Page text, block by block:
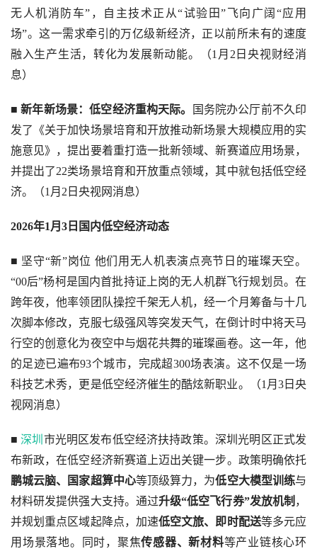
无人机消防车”，自主技术正从“试验田”飞向广阔“应用
场”。这一需求牵引的万亿级新经济，正以前所未有的速度
融入生产生活，转化为发展新动能。（1月2日央视财经消
息）
■ 新年新场景：低空经济重构天际。
国务院办公厅前不久印
发了《关于加快场景培育和开放推动新场景大规模应用的实
施意见》，提出要着重打造一批新领域、新赛道应用场景，
并提出了22类场景培育和开放重点领域，其中就包括低空经
济。（1月2日央视网消息）
2026年1月3日国内低空经济动态
■ 坚守“新”岗位 他们用无人机表演点亮节日的璀璨天空。
“00后”杨柯是国内首批持证上岗的无人机群飞行规划员。在
跨年夜，他率领团队操控千架无人机，经一个月筹备与十几
次脚本修改，克服七级强风等突发天气，在倒计时中将天马
行空的创意化为夜空中与烟花共舞的璀璨画卷。这一年，他
的足迹已遍布93个城市，完成超300场表演。这不仅是一场
科技艺术秀，更是低空经济催生的酷炫新职业。（1月3日央
视网消息）
■ 深圳 市光明区发布低空经济扶持政策。深圳光明区正式发
布新政，在低空经济新赛道上迈出关键一步。政策明确依托
鹏城云脑、国家超算中心等顶级算力，为低空大模型训练与
材料研发提供强大支持。通过升级“低空飞行券”发放机制 ，
并规划重点区域起降点，加速低空文旅、即时配送等多元应
用场景落地。同时，聚焦传感器、新材料等产业链核心环